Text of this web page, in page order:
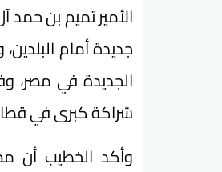
الأمير تميم بن حمد
جديدة أمام
الجديدة في مصر،
شراكة كبرى في قطاع
وأكد الخطيب أن